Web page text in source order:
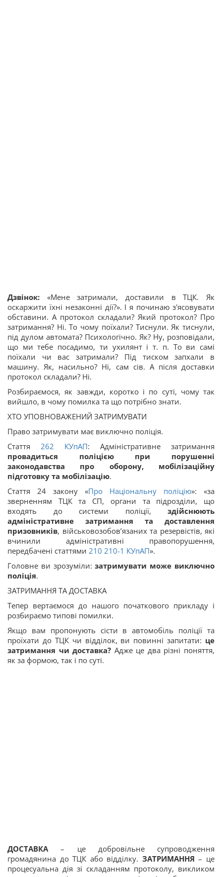
Дзвінок: «Мене затримали, доставили в ТЦК. Як
оскаржити їхні незаконні дії?». І я починаю з'ясовувати
обставини. А протокол складали? Який протокол? Про
затримання? Ні. То чому поїхали? Тиснули. Як тиснули,
під дулом автомата? Психологічно. Як? Ну, розповідали,
що ми тебе посадимо, ти ухилянт і т. п. То ви самі
поїхали чи вас затримали? Під тиском запхали в
машину. Як, насильно? Ні, сам сів. А після доставки
протокол складали? Ні.
Розбираємося, як завжди, коротко і по суті, чому так
вийшло, в чому помилка та що потрібно знати.
ХТО УПОВНОВАЖЕНИЙ ЗАТРИМУВАТИ
Право затримувати має виключно поліція.
Стаття 262 КУпАП: Адміністративне затримання
провадиться поліцією при порушенні
законодавства про оборону, мобілізаційну
підготовку та мобілізацію.
Стаття 24 закону «Про Національну поліцію»: «за
зверненням ТЦК та СП, органи та підрозділи, що
входять до системи поліції, здійснюють
адміністративне затримання та доставлення
призовників, військовозобов’язаних та резервістів, які
вчинили адміністративні правопорушення,
передбачені статтями 210 210-1 КУпАП».
Головне ви зрозуміли:затримувати може виключно
поліція.
ЗАТРИМАННЯ ТА ДОСТАВКА
Тепер вертаємося до нашого початкового прикладу і
розбираємо типові помилки.
Якщо вам пропонують сісти в автомобіль поліції та
проїхати до ТЦК чи відділок, ви повинні запитати: це
затримання чи доставка? Адже це два різні поняття,
як за формою, так і по суті.
ДОСТАВКА– це добровільне супроводження
громадянина до ТЦК або відділку. ЗАТРИМАННЯ – це
процесуальна дія зі складанням протоколу, викликом